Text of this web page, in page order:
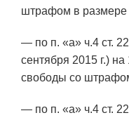
штрафом в размере
— по п. «а» ч.4 ст.
сентября 2015 г.)
свободы со
— по п. «а» ч.4 ст.